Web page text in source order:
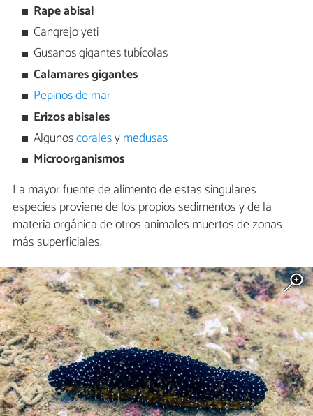
Rape abisal
Cangrejo yeti
Gusanos gigantes tubícolas
Calamares gigantes
Pepinos de mar
Erizos abisales
Algunoscoralesymedusas
Microorganismos
La mayor fuente de alimento de estas singulares
especies proviene de los propios sedimentos y de la
materia orgánica de otros animales muertos de zonas
más superficiales.